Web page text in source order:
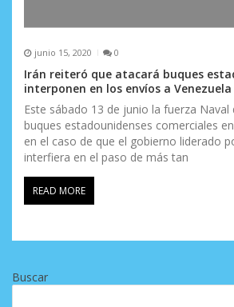
junio 15, 2020 0
Irán reiteró que atacará buques
interponen en los envíos a Venezuela
Este sábado 13 de junio la fuerza Naval
buques estadounidenses comerciales
en el caso de que el gobierno liderado
interfiera en el paso de más tan
READ MORE
Buscar